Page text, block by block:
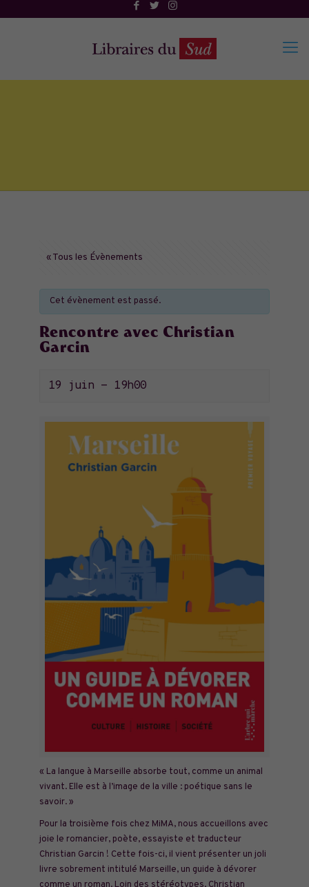
« Tous les Évènements
Cet évènement est passé.
Rencontre avec Christian
Garcin
19 juin - 19h00
« La langue à Marseille absorbe tout, comme un animal
vivant. Elle est à l’image de la ville : poétique sans le
savoir. »
Pour la troisième fois chez MiMA, nous accueillons avec
joie le romancier, poète, essayiste et traducteur
Christian Garcin ! Cette fois-ci, il vient présenter un joli
livre sobrement intitulé Marseille, un guide à dévorer